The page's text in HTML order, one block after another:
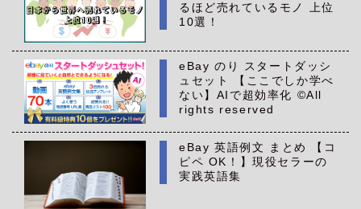
るほど売れているモノ 上位
10選！
eBay のり スタートダッシ
ュセット 【ここでしか学べ
ない】AIで超効率化 ©All
rights reserved
eBay 英語例文 まとめ 【コ
ピペ OK！】現役セラーの
実践英語集